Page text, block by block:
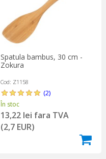
Spatula bambus, 30 cm -
Zokura
Cod: Z1158
(2)
În stoc
13,22 lei fara TVA
(2,7 EUR)